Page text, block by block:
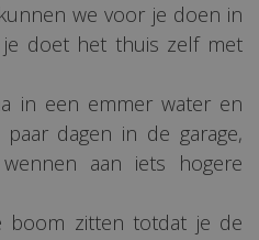
we voor je doen in
doet het thuis zelf met
in een emmer water en
dagen in de garage,
aan iets hogere
boom zitten totdat je de